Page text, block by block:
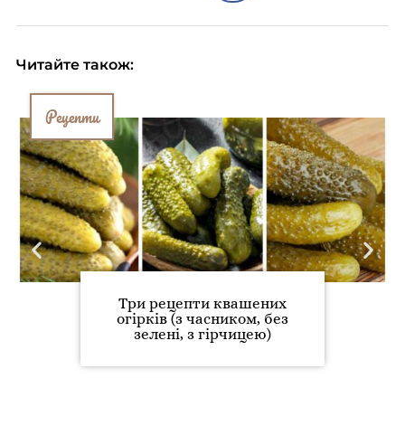
Читайте також:
Рецепти
Три рецепти квашених
огірків (з часником, без
зелені, з гірчицею)